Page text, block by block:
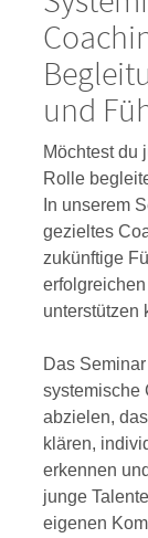
und
Möchtest du
Rolle
In unserem
gezieltes
zukünftige
unterstützen
Das
systemische
abzielen,
klären,
erkennen
junge
eigenen